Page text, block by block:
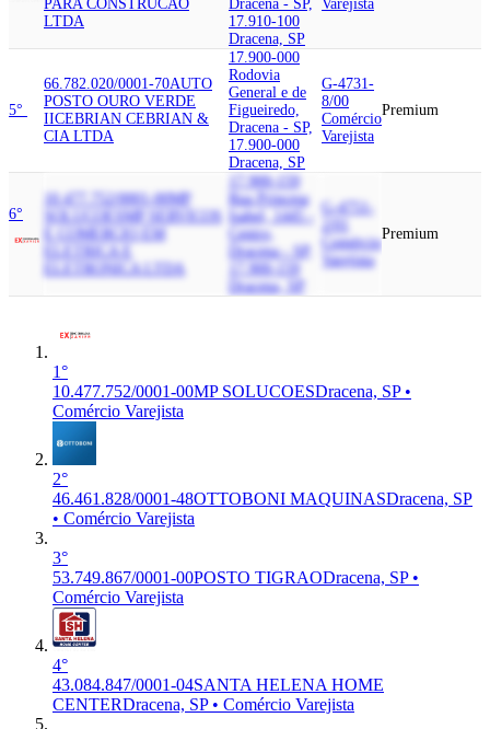
PARA CONSTRUCAO
LTDA
Dracena - SP,
17.910-100
Dracena, SP
Varejista
5°
66.782.020/0001-70AUTO
POSTO OURO VERDE
IICEBRIAN CEBRIAN &
CIA LTDA
17.900-000
Rodovia
General e de
Figueiredo,
Dracena - SP,
17.900-000
Dracena, SP
G-4731-
8/00
Comércio
Varejista
Premium
6°
10.477.752/0001-00MP
SOLUCOES
MP SERVICOS
E COMERCIO EM
ELETRICA E
ELETRONICA LTDA
17.900-159
Rua Princesa
Isabel, 1445 -
Centro,
Dracena - SP,
17.900-159
Dracena, SP
G-4751-
Comércio
Varejista
Premium
1°
10.477.752/0001-00MP SOLUCOESDracena, SP •
Comércio Varejista
2°
46.461.828/0001-48OTTOBONI MAQUINASDracena, SP
• Comércio Varejista
3°
53.749.867/0001-00POSTO TIGRAODracena, SP •
Comércio Varejista
4°
43.084.847/0001-04SANTA HELENA HOME
CENTERDracena, SP • Comércio Varejista